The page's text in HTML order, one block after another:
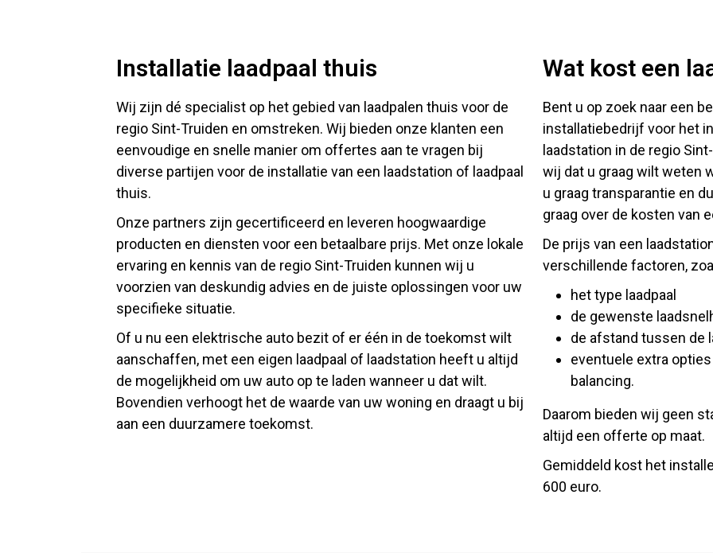
Installatie laadpaal thuis
Wij zijn dé specialist op het gebied van laadpalen thuis voor de
regio Sint-Truiden en omstreken. Wij bieden onze klanten een
eenvoudige en snelle manier om offertes aan te vragen bij
diverse partijen voor de installatie van een laadstation of laadpaal
thuis.
Onze partners zijn gecertificeerd en leveren hoogwaardige
producten en diensten voor een betaalbare prijs. Met onze lokale
ervaring en kennis van de regio Sint-Truiden kunnen wij u
voorzien van deskundig advies en de juiste oplossingen voor uw
specifieke situatie.
Of u nu een elektrische auto bezit of er één in de toekomst wilt
aanschaffen, met een eigen laadpaal of laadstation heeft u altijd
de mogelijkheid om uw auto op te laden wanneer u dat wilt.
Bovendien verhoogt het de waarde van uw woning en draagt u bij
aan een duurzamere toekomst.
Wat kost een
Bent u op zoek naar een
installatiebedrijf voor het
laadstation in de regio
wij dat u graag wilt weten
u graag transparantie en
graag over de kosten van
De prijs van een
verschillende factoren,
het type laadpaal
de gewenste
de afstand tussen de
eventuele extra
balancing.
Daarom bieden wij geen
altijd een offerte op maat.
Gemiddeld kost het
600 euro.